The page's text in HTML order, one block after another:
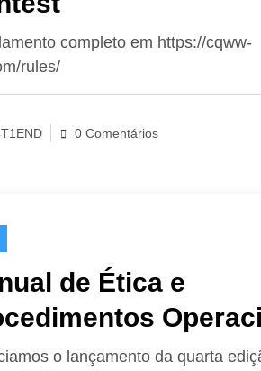
completo em https://cqww-
rules/
0 Comentários
de Ética e
para o
o lançamento da quarta